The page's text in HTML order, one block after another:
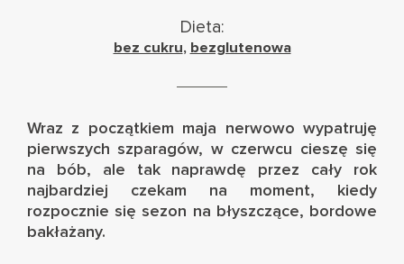
Dieta:
bez cukru, bezglutenowa
Wraz z początkiem maja nerwowo wypatruję
pierwszych szparagów, w czerwcu cieszę się
na bób, ale tak naprawdę przez cały rok
najbardziej czekam na moment, kiedy
rozpocznie się sezon na błyszczące, bordowe
bakłażany.